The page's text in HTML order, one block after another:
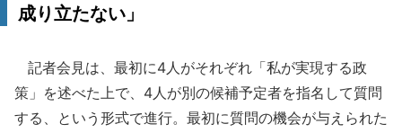
成り立たない」
記者会見は、最初に4人がそれぞれ「私が実現する政
策」を述べた上で、4人が別の候補予定者を指名して質問
する、という形式で進行。最初に質問の機会が与えられた